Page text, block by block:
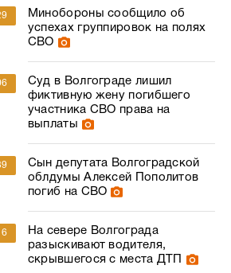
Минобороны сообщило об
успехах группировок на полях
СВО
Суд в Волгограде лишил
фиктивную жену погибшего
участника СВО права на
выплаты
Сын депутата Волгоградской
облдумы Алексей Пополитов
погиб на СВО
На севере Волгограда
разыскивают водителя,
скрывшегося с места ДТП